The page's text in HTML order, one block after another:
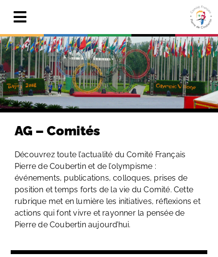
contentToggle
Navigation
Actualités
Le Comité
Pierre de Coubertin
Adhérer & faire un don
Search
for:
AG – Comités
Découvrez toute l’actualité du Comité Français
Pierre de Coubertin et de l’olympisme :
événements, publications, colloques, prises de
position et temps forts de la vie du Comité. Cette
rubrique met en lumière les initiatives, réflexions et
actions qui font vivre et rayonner la pensée de
Pierre de Coubertin aujourd’hui.